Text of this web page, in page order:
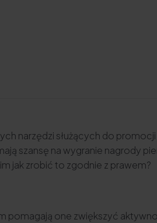
narzędzi służących do
szansę na wygranie nagrody
jak zrobić to zgodnie z prawem?
pomagają one zwiększyć